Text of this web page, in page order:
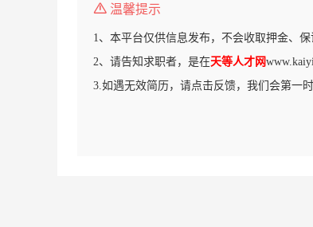
温馨提示
1、本平台仅供信息发布，不会收取押金、保
2、请告知求职者，是在天等人才网
3.如遇无效简历，请点击反馈，我们会第一